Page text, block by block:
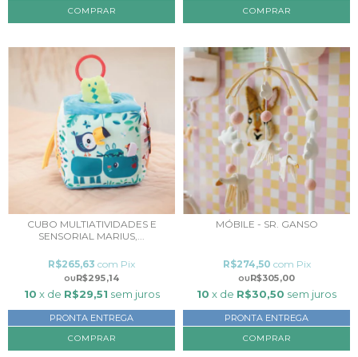
COMPRAR COMPRAR
CUBO MULTIATIVIDADES E
SENSORIAL MARIUS,...
R$295,14
R$265,63 com Pix
10 x de R$29,51 sem juros
PRONTA ENTREGA
MÓBILE - SR. GANSO
R$305,00
R$274,50 com Pix
10 x de R$30,50 sem juros
PRONTA ENTREGA
COMPRAR